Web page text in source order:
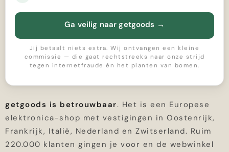
Ga veilig naar getgoods →
Jij betaalt niets extra. Wij ontvangen een kleine
commissie — die gaat rechtstreeks naar onze strijd
tegen internetfraude én het planten van bomen.
getgoods is betrouwbaar. Het is een Europese
elektronica-shop met vestigingen in Oostenrijk,
Frankrijk, Italië, Nederland en Zwitserland. Ruim
220.000 klanten gingen je voor en de webwinkel